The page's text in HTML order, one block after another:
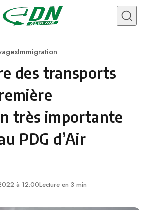
Immigration
des transports
très importante
PDG d’Air
à 12:00Lecture en 3 min